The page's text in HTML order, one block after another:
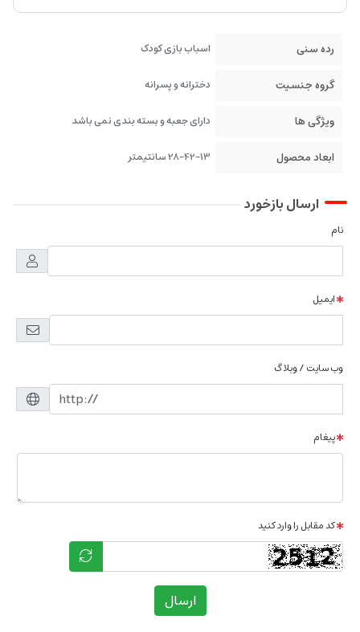
رده سنی اسباب بازی کودک
گروه جنسیت دخترانه و پسرانه
ویژگی ها دارای جعبه و بسته بندی نمی باشد
ابعاد محصول 28-42-13 سانتیمتر
ارسال بازخورد
نام
ایمیل
وب سایت / وبلاگ
پیغام
کد مقابل را وارد کنید
ارسال